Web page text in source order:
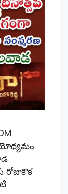
రోజుకొక